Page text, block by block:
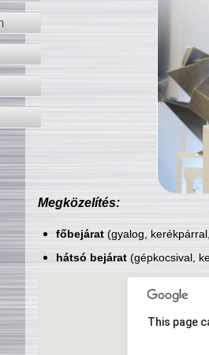
Megközelítés:
főbejárat(gyalog,
hátsó bejárat(gépkocsival,
This page